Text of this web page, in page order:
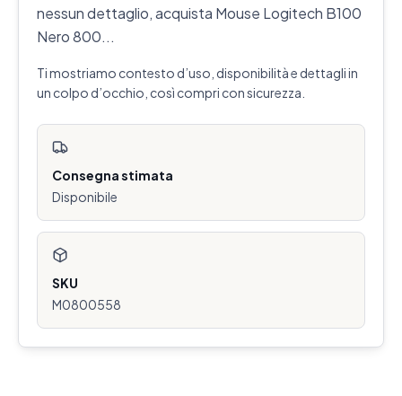
nessun dettaglio, acquista Mouse Logitech B100
Nero 800...
Ti mostriamo contesto d’uso, disponibilità e dettagli in
un colpo d’occhio, così compri con sicurezza.
Consegna stimata
Disponibile
SKU
M0800558